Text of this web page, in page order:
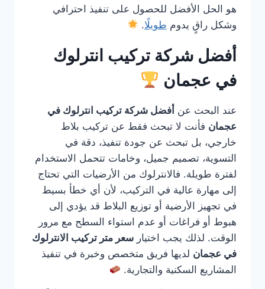
هو الحل الأفضل للحصول على تنفيذ احترافي
وشكل راقٍ يدوم طويلًا.
أفضل شركة تركيب انترلوك
في عجمان
عند البحث عن أفضل شركة تركيب انترلوك في
عجمان فأنت لا تبحث فقط عن تركيب بلاط
خارجي، بل تبحث عن جودة تنفيذ، دقة في
التسوية، تصميم جميل، وخامات تتحمل الاستخدام
لفترة طويلة. فالانترلوك من الأرضيات التي تحتاج
إلى مهارة عالية في التركيب، لأن أي خطأ بسيط
في تجهيز الأرضية أو توزيع البلاط قد يؤدي إلى
هبوط أو فراغات أو عدم استواء السطح مع مرور
الوقت. لذلك يجب اختيار سعر متر تركيب الانترلوك
في عجمان لديها فريق متخصص وخبرة في تنفيذ
المشاريع السكنية والتجارية.